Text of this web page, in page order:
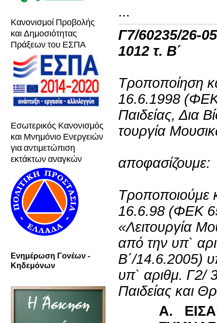
Κανονισμοί Προβολής
και Δημοσιότητας
Πράξεων του ΕΣΠΑ
Εσωτερικός Κανονισμός
και Μνημόνιο Ενεργειών
για αντιμετώπιση
εκτάκτων αναγκών
Ενημέρωση Γονέων -
Κηδεμόνων
...
Γ7/60235/26-
1012 τ. Β΄
Τροποποίηση
16.6.1998
Παιδείας, Δια
τουργία
αποφασίζουμε:
Τροποποιούμε
16.6.98 (ΦΕΚ
«Λει­τουργία
από την υπ`
Β΄/14.6.2005)
υπ` αριθμ. Γ2/
Παιδείας και
Α.